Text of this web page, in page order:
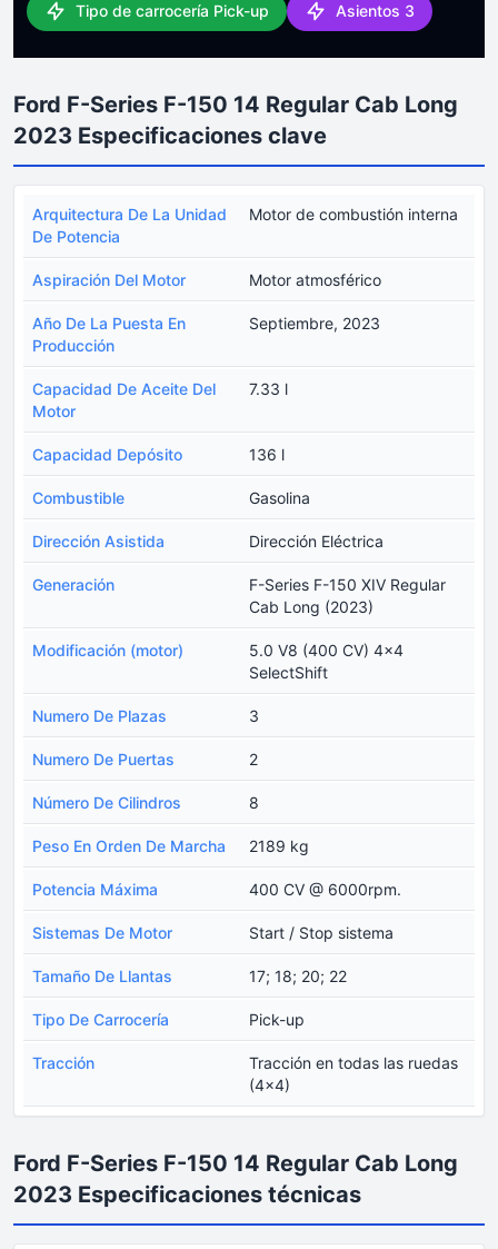
Tipo de carrocería Pick-up Asientos 3
Ford F-Series F-150 14 Regular Cab Long
2023 Especificaciones clave
Arquitectura De La Unidad
De Potencia
Motor de combustión interna
Aspiración Del Motor Motor atmosférico
Año De La Puesta En
Producción
Septiembre, 2023
Capacidad De Aceite Del
Motor
7.33 l
Capacidad Depósito 136 l
Combustible Gasolina
Dirección Asistida Dirección Eléctrica
Generación
F-Series F-150 XIV Regular
Cab Long (2023)
Modificación (motor)
5.0 V8 (400 CV) 4x4
SelectShift
Numero De Plazas 3
Numero De Puertas 2
Número De Cilindros 8
Peso En Orden De Marcha 2189 kg
Potencia Máxima 400 CV @ 6000rpm.
Sistemas De Motor Start / Stop sistema
Tamaño De Llantas 17; 18; 20; 22
Tipo De Carrocería Pick-up
Tracción
Tracción en todas las ruedas
(4x4)
Ford F-Series F-150 14 Regular Cab Long
2023 Especificaciones técnicas